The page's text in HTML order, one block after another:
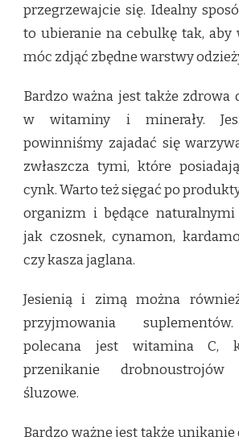
przegrzewajcie się. Idealny
to ubieranie na cebulkę tak,
móc zdjąć zbędne warstwy
Bardzo ważna jest także zdrowa
w witaminy i minerały.
powinniśmy zajadać się
zwłaszcza tymi, które
cynk. Warto też sięgać po
organizm i będące naturalnymi
jak czosnek, cynamon,
czy kasza jaglana.
Jesienią i zimą można
przyjmowania
polecana jest witamina C,
przenikanie
śluzowe.
Bardzo ważne jest także